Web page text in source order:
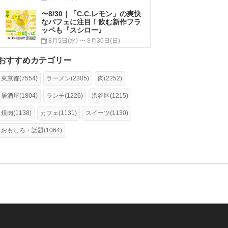
〜8/30｜「C.C.レモン」の爽快
なパフェに注目！飲む新作フラ
ッペも『スシロー』
8月5日(水) 〜 8月30日(日)
すすめカテゴリー
東京都(7554) ラーメン(2305) 肉(2252)
居酒屋(1804) ランチ(1226) 渋谷区(1215)
焼肉(1138) カフェ(1131) スイーツ(1130)
おもしろ・話題(1064)